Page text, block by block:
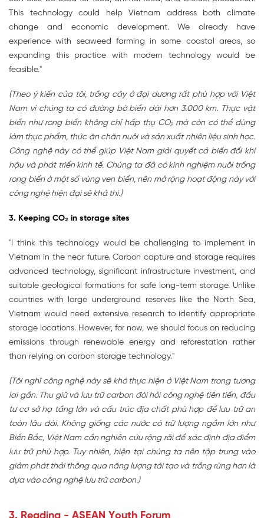
This technology could help Vietnam address both climate
change and economic development. We already have
experience with seaweed farming in some coastal areas, so
expanding this practice with modern technology would be
feasible."
(Theo ý kiến của tôi, trồng cây ở đại dương rất phù hợp với Việt
Nam vì chúng ta có đường bờ biển dài hơn 3.000 km. Thực vật
biển như rong biển không chỉ hấp thụ CO₂ mà còn có thể dùng
làm thực phẩm, thức ăn chăn nuôi và sản xuất nhiên liệu sinh học.
Công nghệ này có thể giúp Việt Nam giải quyết cả biến đổi khí
hậu và phát triển kinh tế. Chúng ta đã có kinh nghiệm nuôi trồng
rong biển ở một số vùng ven biển, nên mở rộng hoạt động này với
công nghệ hiện đại sẽ khả thi.)
3. Keeping CO₂ in storage sites
"I think this technology would be challenging to implement in
Vietnam in the near future. Carbon capture and storage requires
advanced technology, significant infrastructure investment, and
suitable geological formations for safe long-term storage. Unlike
countries with large underground reserves like the North Sea,
Vietnam would need extensive research to identify appropriate
storage locations. However, for now, we should focus on reducing
emissions through renewable energy and reforestation rather
than relying on carbon storage technology."
(Tôi nghĩ công nghệ này sẽ khó thực hiện ở Việt Nam trong tương
lai gần. Thu giữ và lưu trữ carbon đòi hỏi công nghệ tiên tiến, đầu
tư cơ sở hạ tầng lớn và cấu trúc địa chất phù hợp để lưu trữ an
toàn lâu dài. Không giống các nước có trữ lượng ngầm lớn như
Biển Bắc, Việt Nam cần nghiên cứu rộng rãi để xác định địa điểm
lưu trữ phù hợp. Tuy nhiên, hiện tại chúng ta nên tập trung vào
giảm phát thải thông qua năng lượng tái tạo và trồng rừng hơn là
dựa vào công nghệ lưu trữ carbon.)
3. Reading - ASEAN Youth Forum